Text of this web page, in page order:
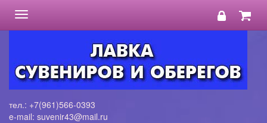
Toggle
navigation
тел.: +7(961)566-0393
e-mail: suvenir43@mail.ru